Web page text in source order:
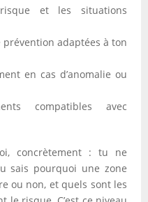
et les situations
adaptées à ton
en cas d’anomalie ou
compatibles avec
concrètement : tu ne
sais pourquoi une zone
ou non, et quels sont les